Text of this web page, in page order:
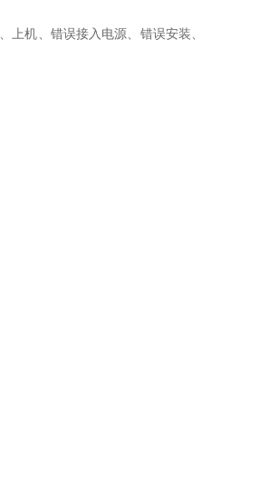
机、错误接入电源、错误安装、